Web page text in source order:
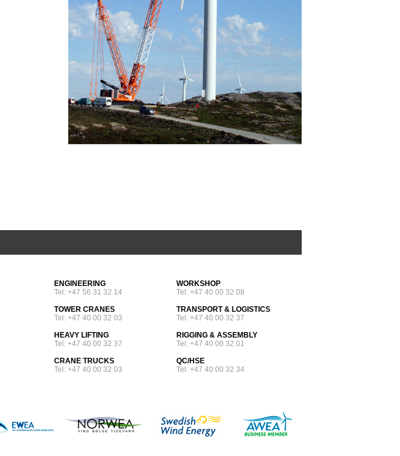
ENGINEERING
Tel: +47 56 31 32 14
TOWER CRANES
Tel: +47 40 00 32 03
HEAVY LIFTING
Tel: +47 40 00 32 37
CRANE TRUCKS
Tel: +47 40 00 32 03
WORKSHOP
Tel: +47 40 00 32 08
TRANSPORT & LOGISTICS
Tel: +47 40 00 32 37
RIGGING & ASSEMBLY
Tel: +47 40 00 32 01
QC/HSE
Tel: +47 40 00 32 34